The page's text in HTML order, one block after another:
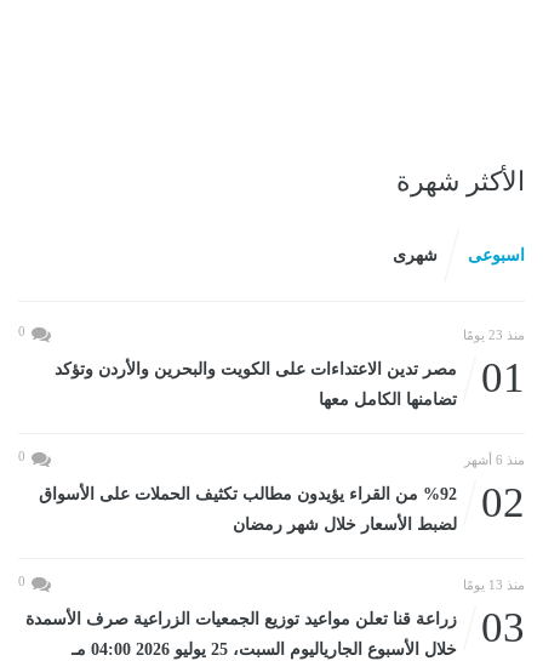
الأكثر شهرة
اسبوعى شهرى
منذ 23 يومًا 0
01
مصر تدين الاعتداءات على الكويت والبحرين والأردن وتؤكد
تضامنها الكامل معها
منذ 6 أشهر 0
02
%92 من القراء يؤيدون مطالب تكثيف الحملات على الأسواق
لضبط الأسعار خلال شهر رمضان
منذ 13 يومًا 0
03
زراعة قنا تعلن مواعيد توزيع الجمعيات الزراعية صرف الأسمدة
خلال الأسبوع الجارياليوم السبت، 25 يوليو 2026 04:00 مـ